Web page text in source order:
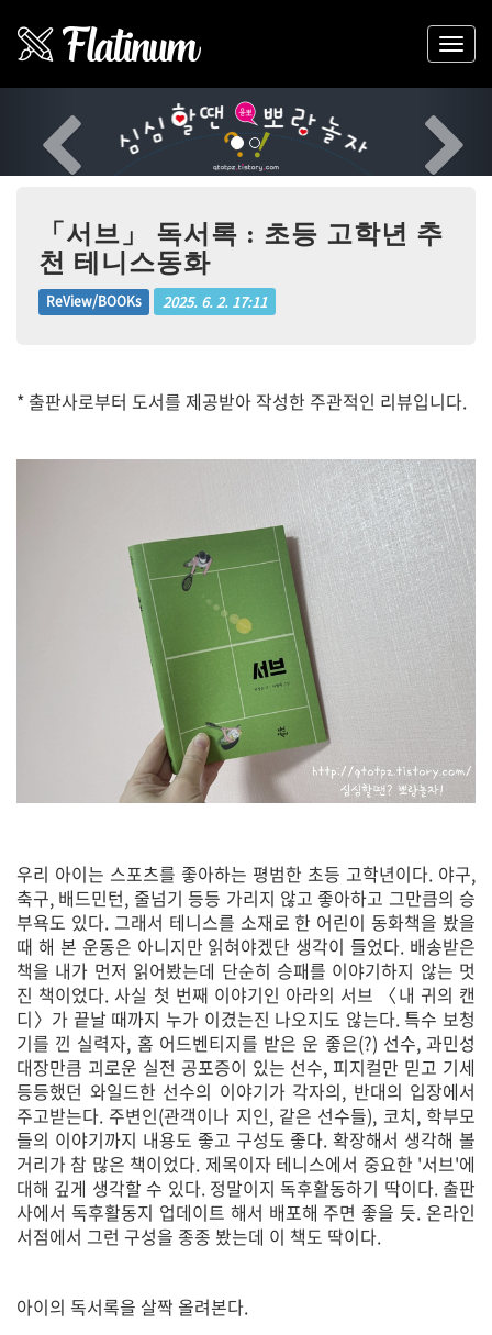
「서브」 독서록 : 초등 고학년 추
천 테니스동화
ReView/BOOKs 2025. 6. 2. 17:11
* 출판사로부터 도서를 제공받아 작성한 주관적인 리뷰입니다.
우리 아이는 스포츠를 좋아하는 평범한 초등 고학년이다. 야구,
축구, 배드민턴, 줄넘기 등등 가리지 않고 좋아하고 그만큼의 승
부욕도 있다. 그래서 테니스를 소재로 한 어린이 동화책을 봤을
때 해 본 운동은 아니지만 읽혀야겠단 생각이 들었다. 배송받은
책을 내가 먼저 읽어봤는데 단순히 승패를 이야기하지 않는 멋
진 책이었다. 사실 첫 번째 이야기인 아라의 서브 〈내 귀의 캔
디〉가 끝날 때까지 누가 이겼는진 나오지도 않는다. 특수 보청
기를 낀 실력자, 홈 어드벤티지를 받은 운 좋은(?) 선수, 과민성
대장만큼 괴로운 실전 공포증이 있는 선수, 피지컬만 믿고 기세
등등했던 와일드한 선수의 이야기가 각자의, 반대의 입장에서
주고받는다. 주변인(관객이나 지인, 같은 선수들), 코치, 학부모
들의 이야기까지 내용도 좋고 구성도 좋다. 확장해서 생각해 볼
거리가 참 많은 책이었다. 제목이자 테니스에서 중요한 '서브'에
대해 깊게 생각할 수 있다. 정말이지 독후활동하기 딱이다. 출판
사에서 독후활동지 업데이트 해서 배포해 주면 좋을 듯. 온라인
서점에서 그런 구성을 종종 봤는데 이 책도 딱이다.
아이의 독서록을 살짝 올려본다.